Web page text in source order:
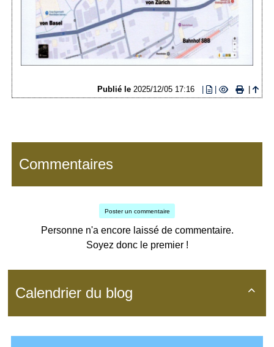

Calendrier du blog
Publié le 2025/12/05 17:16 | |
Commentaires
Poster un commentaire
Personne n'a encore laissé de commentaire.
Soyez donc le premier !